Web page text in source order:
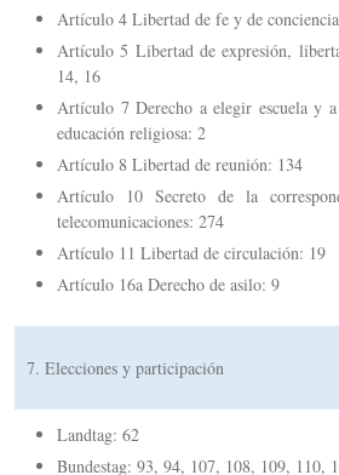
Artículo 4 Libertad de fe y de
Artículo 5 Libertad de expresión,
14, 16
Artículo 7 Derecho a elegir escuela y
educación religiosa: 2
Artículo 8 Libertad de reunión: 134
Artículo 10 Secreto de la
telecomunicaciones: 274
Artículo 11 Libertad de circulación: 19
Artículo 16a Derecho de asilo: 9
7. Elecciones y participación
Landtag: 62
Bundestag: 93, 94, 107, 108, 109, 110,